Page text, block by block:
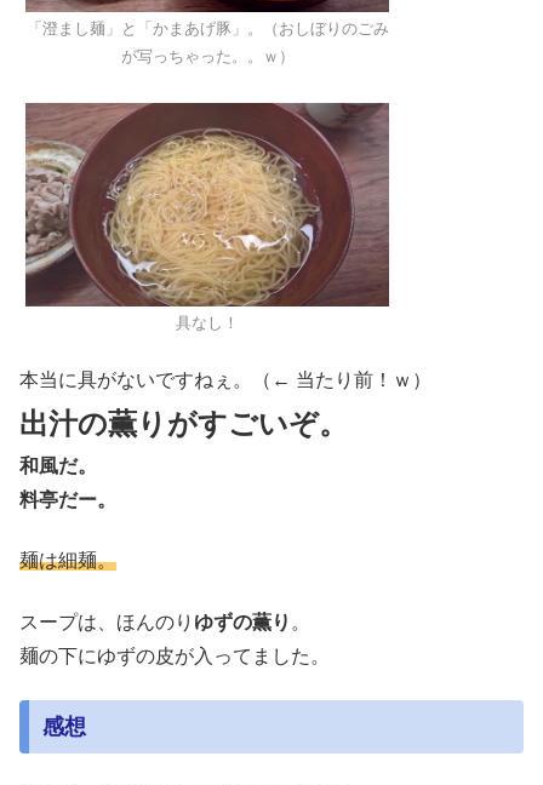
「澄まし麺」と「かまあげ豚」。（おしぼりのごみ
が写っちゃった。。ｗ）
具なし！
本当に具がないですねぇ。（← 当たり前！ｗ）
出汁の薫りがすごいぞ。
和風だ。
料亭だー。
麺は細麺。
スープは、ほんのり ゆずの薫り 。
麺の下にゆずの皮が入ってました。
感想